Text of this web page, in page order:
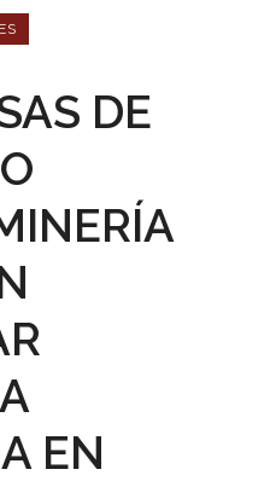
DE
EN